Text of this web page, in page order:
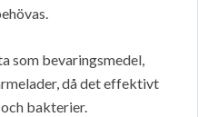
som bevaringsmedel,
då det effektivt
bakterier.